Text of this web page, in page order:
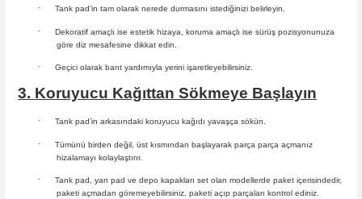
· Tank pad’in tam olarak nerede durmasını istediğinizi belirleyin.
· Dekoratif amaçlı ise estetik hizaya, koruma amaçlı ise sürüş pozisyonunuza
göre diz mesafesine dikkat edin.
· Geçici olarak bant yardımıyla yerini işaretleyebilirsiniz.
3. Koruyucu Kağıttan Sökmeye Başlayın
· Tank pad’in arkasındaki koruyucu kağıdı yavaşça sökün.
·
Tümünü birden değil, üst kısmından başlayarak parça parça açmanız
hizalamayı kolaylaştırır.
·
Tank pad, yan pad ve depo kapakları set olan modellerde paket içerisindedir,
paketi açmadan göremeyebilirsiniz, paketi açıp parçaları kontrol ediniz.